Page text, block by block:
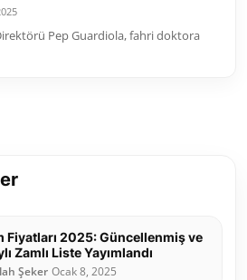
Pep Guardiola, fahri doktora
Fiyatları 2025: Güncellenmiş ve
Zamlı Liste Yayımlandı
Şeker Ocak 8, 2025